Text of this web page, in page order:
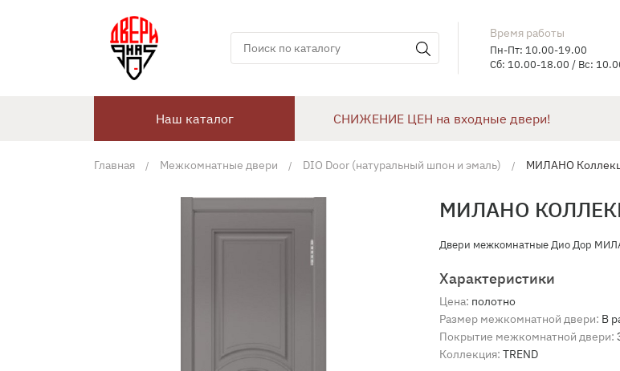
Время работы
Пн-Пт: 10.00-19.00
Сб: 10.00-18.00 / Вс:
Наш каталог СНИЖЕНИЕ ЦЕН на входные двери!
Главная Межкомнатные двери DIO Door (натуральный шпон и эмаль) МИЛАНО
МИЛАНО
Двери межкомнатные Дио Дор
Характеристики
Цена: полотно
Размер межкомнатной двери: В
Покрытие межкомнатной двери:
Коллекция: TREND